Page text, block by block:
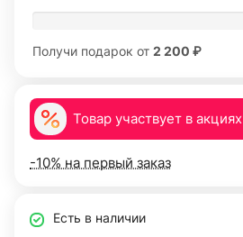
Получи подарок от 2 200 ₽
Товар участвует в акциях
-10% на первый заказ
Есть в наличии